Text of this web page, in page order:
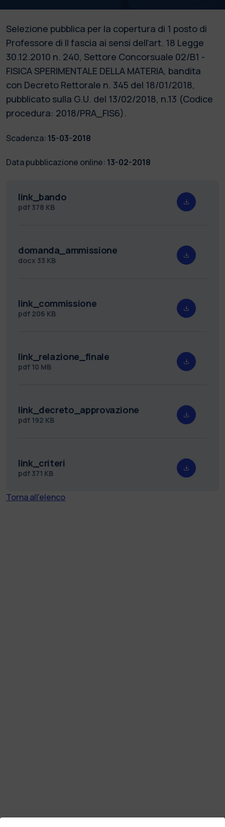
Selezione pubblica per la copertura di 1 posto di
Professore di II fascia ai sensi dell’art. 18 Legge
30.12.2010 n. 240, Settore Concorsuale 02/B1 -
FISICA SPERIMENTALE DELLA MATERIA, bandita
con Decreto Rettorale n. 345 del 18/01/2018,
pubblicato sulla G.U. del 13/02/2018, n.13 (Codice
procedura: 2018/PRA_FIS6).
Scadenza: 15-03-2018
Data pubblicazione online: 13-02-2018
link_bando
pdf 378 KB
domanda_ammissione
docx 33 KB
link_commissione
pdf 206 KB
link_relazione_finale
pdf 10 MB
link_decreto_approvazione
pdf 192 KB
link_criteri
pdf 371 KB
Torna all'elenco